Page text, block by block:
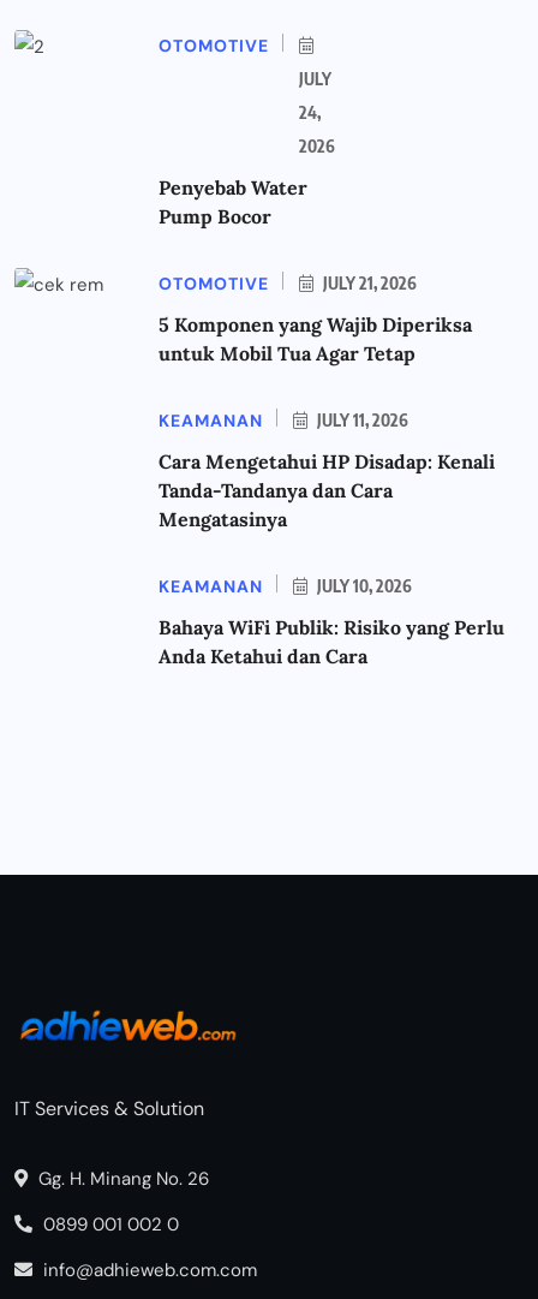
OTOMOTIVE
JULY
24,
2026
Penyebab Water
Pump Bocor
OTOMOTIVE JULY 21, 2026
5 Komponen yang Wajib Diperiksa
untuk Mobil Tua Agar Tetap
KEAMANAN JULY 11, 2026
Cara Mengetahui HP Disadap: Kenali
Tanda-Tandanya dan Cara
Mengatasinya
KEAMANAN JULY 10, 2026
Bahaya WiFi Publik: Risiko yang Perlu
Anda Ketahui dan Cara
IT Services & Solution
Gg. H. Minang No. 26
0899 001 002 0
info@adhieweb.com.com